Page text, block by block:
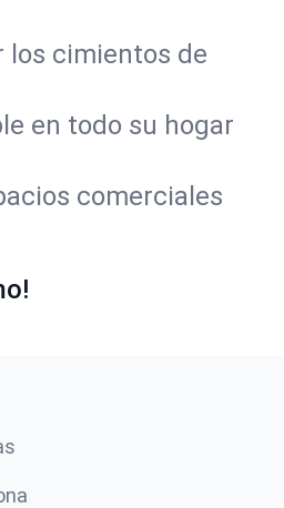
los cimientos de
en todo su hogar
comerciales